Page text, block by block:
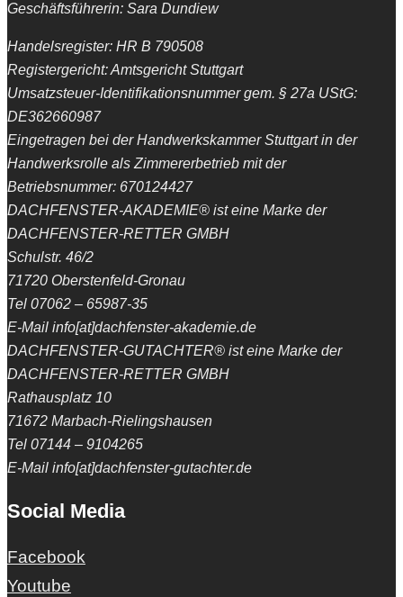
Geschäftsführerin: Sara Dundiew
Handelsregister: HR B 790508
Registergericht: Amtsgericht Stuttgart
Umsatzsteuer-Identifikationsnummer gem. § 27a UStG:
DE362660987
Eingetragen bei der Handwerkskammer Stuttgart in der
Handwerksrolle als Zimmererbetrieb mit der
Betriebsnummer: 670124427
DACHFENSTER-AKADEMIE® ist eine Marke der
DACHFENSTER-RETTER GMBH
Schulstr. 46/2
71720 Oberstenfeld-Gronau
Tel 07062 – 65987-35
E-Mail info[at]dachfenster-akademie.de
DACHFENSTER-GUTACHTER® ist eine Marke der
DACHFENSTER-RETTER GMBH
Rathausplatz 10
71672 Marbach-Rielingshausen
Tel 07144 – 9104265
E-Mail info[at]dachfenster-gutachter.de
Social Media
Facebook
Youtube